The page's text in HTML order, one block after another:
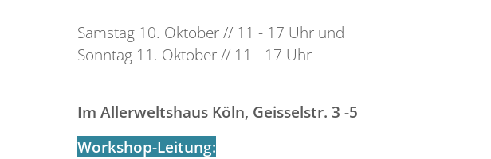
Samstag 10. Oktober // 11 - 17 Uhr und
Sonntag 11. Oktober // 11 - 17 Uhr
Im Allerweltshaus Köln, Geisselstr. 3 -5
Workshop-Leitung: